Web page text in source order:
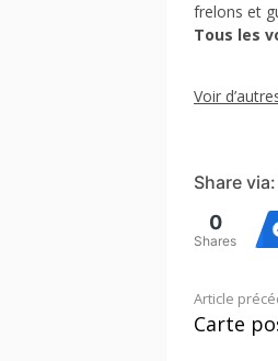
frelons et
Tous les
Voir
Share via:
0
Shares
Lire
la
Article
Carte